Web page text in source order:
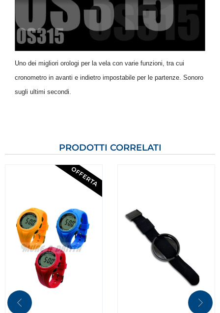
Uno dei migliori orologi per la vela con varie funzioni, tra cui
cronometro in avanti e indietro impostabile per le partenze. Sonoro
sugli ultimi secondi.
PRODOTTI CORRELATI
OFFERTA